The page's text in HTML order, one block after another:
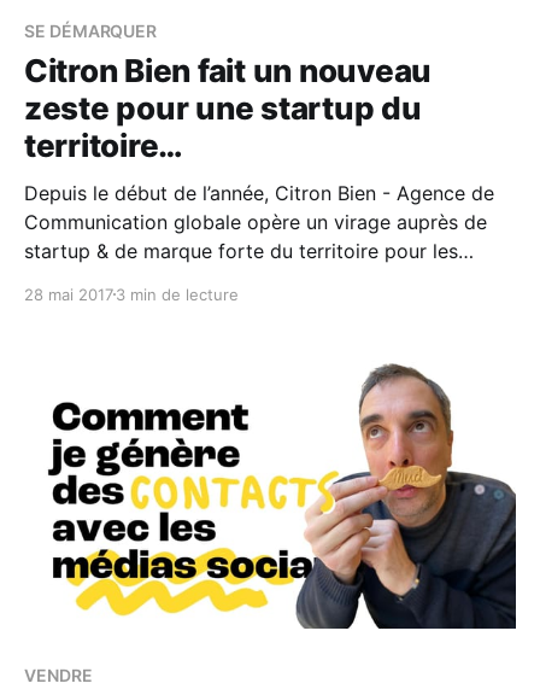
plus spécifiquement
SE DÉMARQUER
Citron Bien fait un nouveau
zeste pour une startup du
territoire…
Depuis le début de l’année, Citron Bien - Agence de
Communication globale opère un virage auprès de
startup & de marque forte du territoire pour les
cache pas ma fierté du moment... L'un de nos clients
28 mai 20173 min de lecture
VENDRE